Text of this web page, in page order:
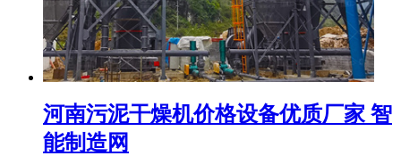
河南污泥干燥机价格设备优质厂家 智
能制造网